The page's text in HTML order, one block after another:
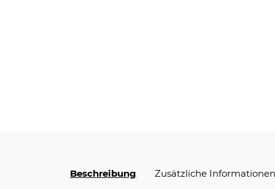
Beschreibung Zusätzliche Informationen